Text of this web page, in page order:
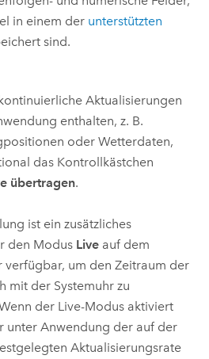
in einem der unterstützten
sind.
Aktualisierungen
enthalten, z. B.
oder Wetterdaten,
das Kontrollkästchen
übertragen.
ist ein zusätzliches
den Modus Liveauf dem
verfügbar, um den Zeitraum der
mit der Systemuhr zu
der Live-Modus aktiviert
unter Anwendung der auf der
Aktualisierungsrate